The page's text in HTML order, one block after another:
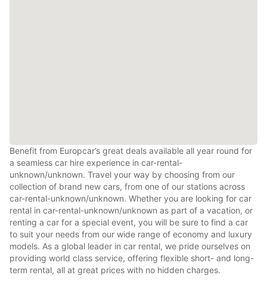
Benefit from Europcar’s great deals available all year round for
a seamless car hire experience in car-rental-
unknown/unknown. Travel your way by choosing from our
collection of brand new cars, from one of our stations across
car-rental-unknown/unknown. Whether you are looking for car
rental in car-rental-unknown/unknown as part of a vacation, or
renting a car for a special event, you will be sure to find a car
to suit your needs from our wide range of economy and luxury
models. As a global leader in car rental, we pride ourselves on
providing world class service, offering flexible short- and long-
term rental, all at great prices with no hidden charges.